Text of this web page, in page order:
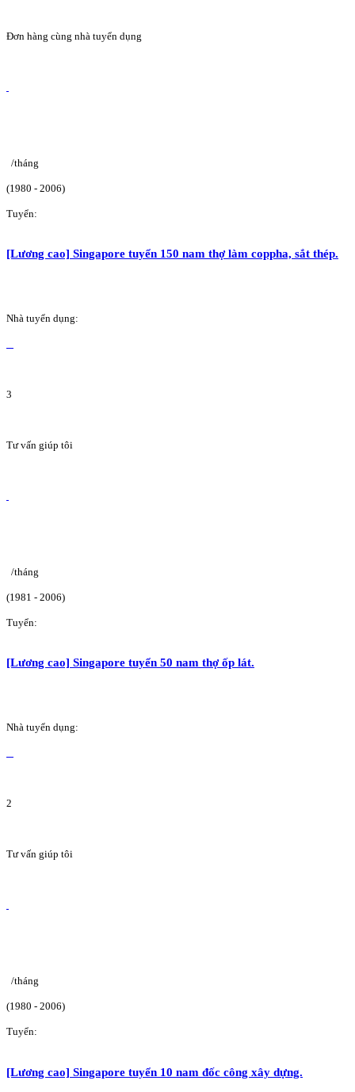
Đơn hàng cùng nhà tuyển dụng
/tháng
(1980 - 2006)
Tuyển:
[Lương cao] Singapore tuyển 150 nam thợ làm coppha, sắt thép.
Nhà tuyển dụng:
3
Tư vấn giúp tôi
/tháng
(1981 - 2006)
Tuyển:
[Lương cao] Singapore tuyển 50 nam thợ ốp lát.
Nhà tuyển dụng:
2
Tư vấn giúp tôi
/tháng
(1980 - 2006)
Tuyển:
[Lương cao] Singapore tuyển 10 nam đốc công xây dựng.